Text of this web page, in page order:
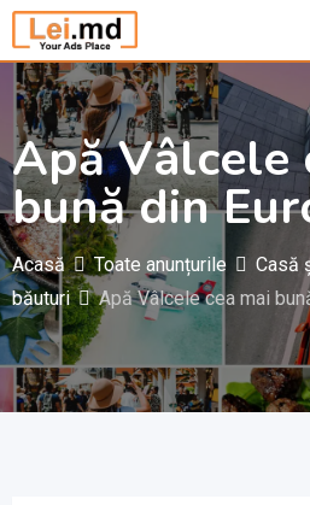
Săriți
la
conținut
Apă Vâlcele
bună din
Acasă Toate anunțurile Casă
băuturi
Apă Vâlcele cea mai